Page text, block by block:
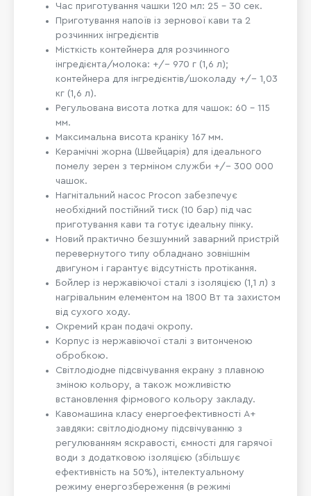
Час приготування чашки 120 мл: 25 – 30 сек.
Приготування напоїв із зернової кави та 2
розчинних інгредієнтів
Місткість контейнера для розчинного
інгредієнта/молока: +/- 970 г (1,6 л);
контейнера для інгредієнтів/шоколаду +/- 1,03
кг (1,6 л).
Регульована висота лотка для чашок: 60 – 115
мм.
Максимальна висота краніку 167 мм.
Керамічні жорна (Швейцарія) для ідеального
помелу зерен з терміном служби +/- 300 000
чашок.
Нагнітальний насос Procon забезпечує
необхідний постійний тиск (10 бар) під час
приготування кави та готує ідеальну пінку.
Новий практично безшумний заварний пристрій
перевернутого типу обладнано зовнішнім
двигуном і гарантує відсутність протікання.
Бойлер із нержавіючої сталі з ізоляцією (1,1 л) з
нагрівальним елементом на 1800 Вт та захистом
від сухого ходу.
Окремий кран подачі окропу.
Корпус із нержавіючої сталі з витонченою
обробкою.
Світлодіодне підсвічування екрану з плавною
зміною кольору, а також можливістю
встановлення фірмового кольору закладу.
Кавомашина класу енергоефективності А+
завдяки: світлодіодному підсвічуванню з
регулюванням яскравості, ємності для гарячої
води з додатковою ізоляцією (збільшує
ефективність на 50%), інтелектуальному
режиму енергозбереження (в режимі